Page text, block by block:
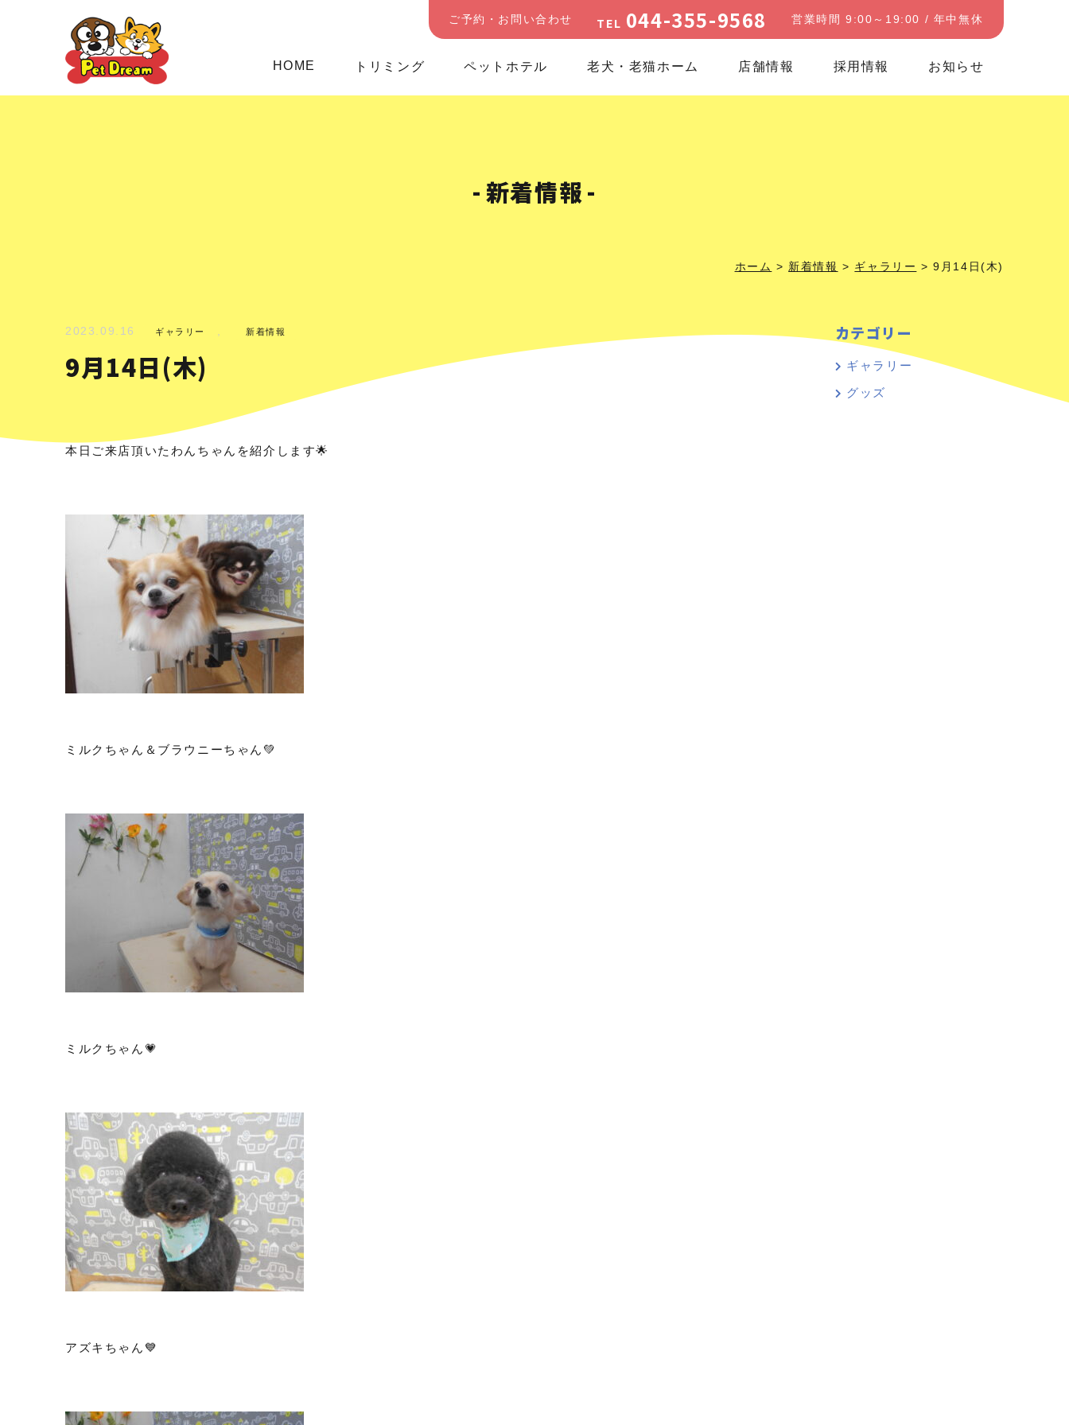
ご予約・お問い合わせ TEL 044-355-9568 営業時間 9:00～19:00 / 年中無休
HOME トリミング ペットホテル 老犬・老猫ホーム 店舗情報 採用情報 お知らせ
新着情報
ホーム > 新着情報 > ギャラリー >9月14日(木)
2023.09.16 ギャラリー , 新着情報
9月14日(木)
本日ご来店頂いたわんちゃんを紹介します🌟
ミルクちゃん＆ブラウニーちゃん💚
ミルクちゃん💗
アズキちゃん💙
カテゴリー
ギャラリー
グッズ